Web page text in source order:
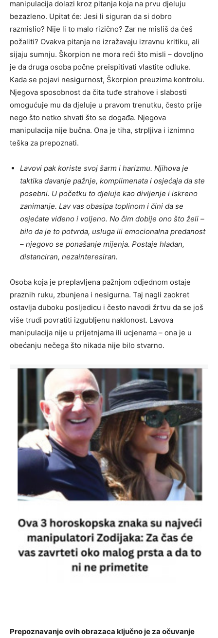
manipulacija dolazi kroz pitanja koja na prvu djeluju
bezazleno. Upitat će: Jesi li siguran da si dobro
razmislio? Nije li to malo rizično? Zar ne misliš da ćeš
požaliti? Ovakva pitanja ne izražavaju izravnu kritiku, ali
sijaju sumnju. Škorpion ne mora reći što misli – dovoljno
je da druga osoba počne preispitivati vlastite odluke.
Kada se pojavi nesigurnost, Škorpion preuzima kontrolu.
Njegova sposobnost da čita tuđe strahove i slabosti
omogućuje mu da djeluje u pravom trenutku, često prije
nego što netko shvati što se događa. Njegova
manipulacija nije bučna. Ona je tiha, strpljiva i iznimno
teška za prepoznati.
Lavovi pak koriste svoj šarm i harizmu. Njihova je
taktika davanje pažnje, komplimenata i osjećaja da ste
posebni. U početku to djeluje kao divljenje i iskreno
zanimanje. Lav vas obasipa toplinom i čini da se
osjećate viđeno i voljeno. No čim dobije ono što želi –
bilo da je to potvrda, usluga ili emocionalna predanost
– njegovo se ponašanje mijenja. Postaje hladan,
distanciran, nezainteresiran.
Osoba koja je preplavljena pažnjom odjednom ostaje
praznih ruku, zbunjena i nesigurna. Taj nagli zaokret
ostavlja duboku posljedicu i često navodi žrtvu da se još
više trudi povratiti izgubljenu naklonost. Lavova
manipulacija nije u prijetnjama ili ucjenama – ona je u
obećanju nečega što nikada nije bilo stvarno.
Prepoznavanje ovih obrazaca ključno je za očuvanje